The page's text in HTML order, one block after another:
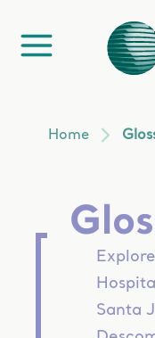
Home
Santa